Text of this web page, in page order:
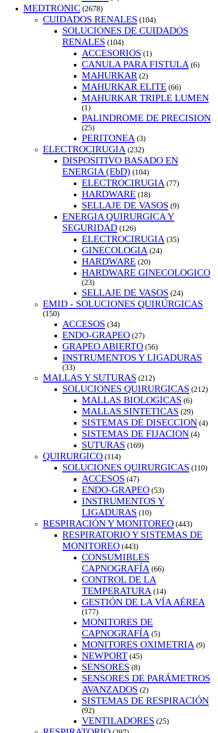
MEDTRONIC (2678)
CUIDADOS RENALES (104)
SOLUCIONES DE CUIDADOS
RENALES (104)
ACCESORIOS (1)
CANULA PARA FISTULA (6)
MAHURKAR (2)
MAHURKAR ELITE (66)
MAHURKAR TRIPLE LUMEN
(1)
PALINDROME DE PRECISION
(25)
PERITONEA (3)
ELECTROCIRUGIA (232)
DISPOSITIVO BASADO EN
ENERGIA (EbD) (104)
ELECTROCIRUGIA (77)
HARDWARE (18)
SELLAJE DE VASOS (9)
ENERGIA QUIRURGICA Y
SEGURIDAD (126)
ELECTROCIRUGIA (35)
GINECOLOGIA (24)
HARDWARE (20)
HARDWARE GINECOLOGICO
(23)
SELLAJE DE VASOS (24)
EMID - SOLUCIONES QUIRÚRGICAS
(150)
ACCESOS (34)
ENDO-GRAPEO (27)
GRAPEO ABIERTO (56)
INSTRUMENTOS Y LIGADURAS
(33)
MALLAS Y SUTURAS (212)
SOLUCIONES QUIRURGICAS (212)
MALLAS BIOLOGICAS (6)
MALLAS SINTETICAS (29)
SISTEMAS DE DISECCION (4)
SISTEMAS DE FIJACION (4)
SUTURAS (169)
QUIRURGICO (114)
SOLUCIONES QUIRURGICAS (110)
ACCESOS (47)
ENDO-GRAPEO (53)
INSTRUMENTOS Y
LIGADURAS (10)
RESPIRACIÓN Y MONITOREO (443)
RESPIRATORIO Y SISTEMAS DE
MONITOREO (443)
CONSUMIBLES
CAPNOGRAFÍA (66)
CONTROL DE LA
TEMPERATURA (14)
GESTIÓN DE LA VÍA AÉREA
(177)
MONITORES DE
CAPNOGRAFÍA (5)
MONITORES OXIMETRIA (9)
NEWPORT (45)
SENSORES (8)
SENSORES DE PARÁMETROS
AVANZADOS (2)
SISTEMAS DE RESPIRACIÓN
(92)
VENTILADORES (25)